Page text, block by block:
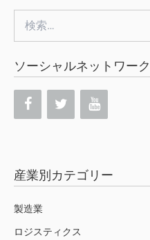
索:
ソーシャルネットワーク
産業別カテゴリー
製造業
ロジスティクス